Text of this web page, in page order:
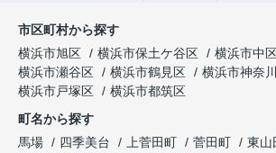
市区町村から探す
横浜市旭区
横浜市保土ケ谷区 横浜市中
横浜市瀬谷区
横浜市鶴見区 横浜市神奈
横浜市戸塚区
横浜市都筑区
町名から探す
馬場
四季美台 上菅田町 菅田町 東山